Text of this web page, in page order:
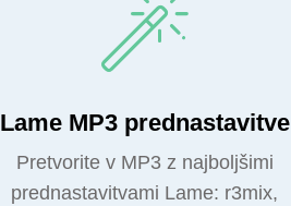
Lame MP3 prednastavitve
Pretvorite v MP3 z najboljšimi
prednastavitvami Lame: r3mix,